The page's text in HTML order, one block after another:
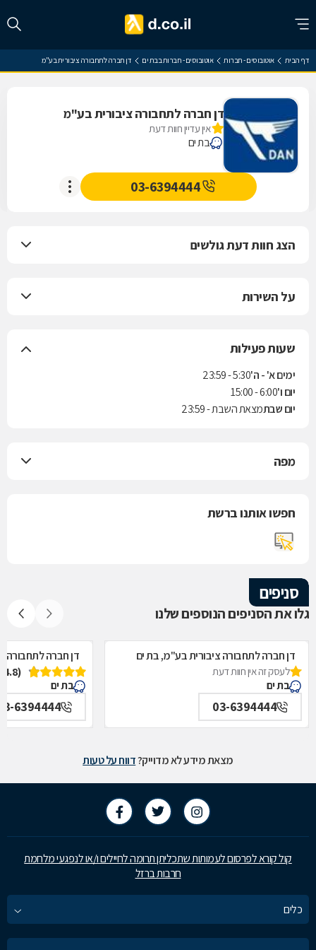
דף הבית אוטובוסים - חברות אוטובוסים - חברות בבת ים דן חברה לתחבורה ציבורית בע"מ
דן חברה לתחבורה ציבורית בע"מ
אין עדיין חוות דעת
בת ים
03-6394444
הצג חוות דעת גולשים
על השירות
שעות פעילות
ימים א' - ה'5:30 - 23:59
יום ו'6:00 - 15:00
יום שבתמצאת השבת - 23:59
מפה
חפשו אותנו ברשת
סניפים
גלו את הסניפים הנוספים שלנו
דן חברה לתחבורה ציבורית בע"מ, בת ים
לעסק זה אין חוות דעת
בת ים
03-6394444
דן חברה לתחבורה
(4.8)
בת ים
6394444
מצאת מידע לא מדוייק?דווח על טעות
קול קורא לפרסום לעמותות שתכליתן תרומה לחיילים ו/או לנפגעי מלחמת
חרבות ברזל
כלים